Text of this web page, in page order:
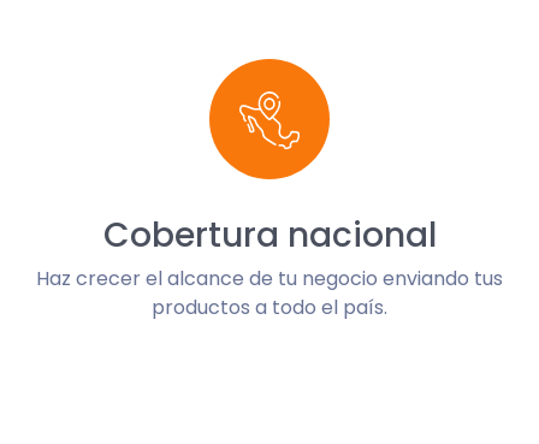
Cobertura nacional
Haz crecer el alcance de tu negocio enviando tus
productos a todo el país.